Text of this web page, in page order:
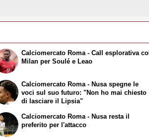
Calciomercato Roma - Call esplorativa col
Milan per Soulé e Leao
Calciomercato Roma - Nusa spegne le
voci sul suo futuro: "Non ho mai chiesto
di lasciare il Lipsia"
Calciomercato Roma - Nusa resta il
preferito per l'attacco